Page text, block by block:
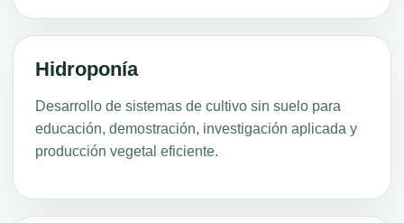
Hidroponía
Desarrollo de sistemas de cultivo sin suelo para
educación, demostración, investigación aplicada y
producción vegetal eficiente.